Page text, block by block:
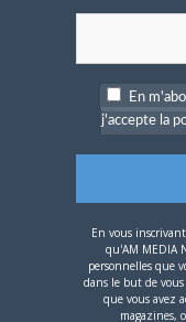
En
j'accepte la
En vous
qu'AM MEDIA
personnelles que
dans le but de
que vous avez
magazines,